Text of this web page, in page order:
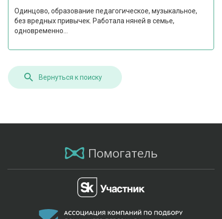
Одинцово, образование педагогическое, музыкальное,
без вредных привычек. Работала няней в семье,
одновременно...
Вернуться к поиску
Помогатель